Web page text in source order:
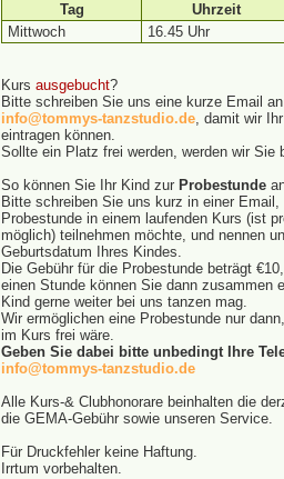
Tag
Uhrzeit
Mittwoch
16.45 Uhr
Kurs ausgebucht?
Bitte schreiben Sie uns eine kurze Email an
info@tommys-tanzstudio.de, damit wir
eintragen können.
Sollte ein Platz frei werden, werden wir Sie
So können Sie Ihr Kind zur Probestunde
Bitte schreiben Sie uns kurz in einer
Probestunde in einem laufenden Kurs (ist
möglich) teilnehmen möchte, und nennen
Geburtsdatum Ihres Kindes.
Die Gebühr für die Probestunde beträgt
einen Stunde können Sie dann zusammen
Kind gerne weiter bei uns tanzen mag.
Wir ermöglichen eine Probestunde nur
im Kurs frei wäre.
Geben Sie dabei bitte unbedingt Ihre
info@tommys-tanzstudio.de
Alle Kurs-& Clubhonorare beinhalten die
die GEMA-Gebühr sowie unseren Service.
Für Druckfehler keine Haftung.
Irrtum vorbehalten.